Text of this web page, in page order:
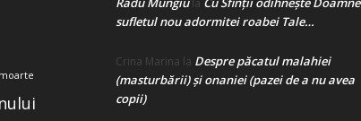
moarte
la
sufletul nou adormitei roabei Tale…
Crina Marina la Despre păcatul malahiei
(masturbării) şi onaniei (pazei de a nu avea
copii)